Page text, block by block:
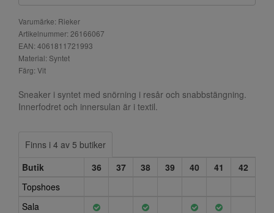
Varumärke: Rieker
Artikelnummer: 26166067
EAN: 4061811721993
Material: Syntet
Färg: Vit
Sneaker i syntet med snörning i resår och snabbstängning.
Innerfodret och innersulan är i textil.
Finns i 4 av 5 butiker
Butik
36 37 38 39 40 41
42
Topshoes
Sala